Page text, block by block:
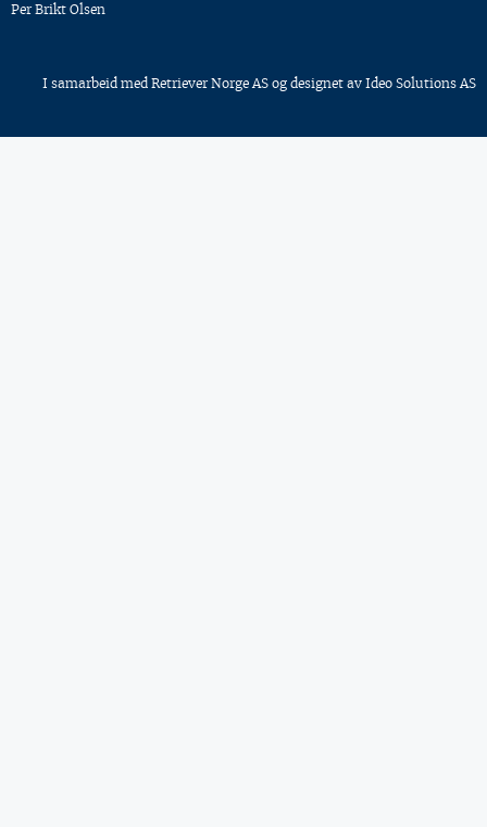
Per Brikt Olsen
I samarbeid med Retriever Norge AS og designet av Ideo Solutions AS